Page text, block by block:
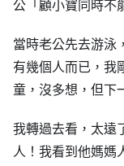
公「顧小寶同時不
當時老公先去游泳
有幾個人而已，我
童，沒多想，但下
我轉過去看，太遠
人！我看到他媽媽